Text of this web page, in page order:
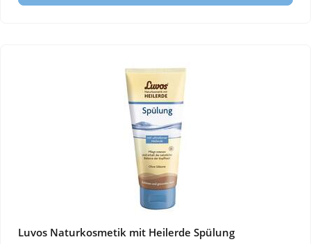
Luvos Naturkosmetik mit Heilerde Spülung